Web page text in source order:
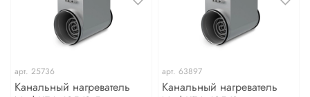
арт. 25736
Канальный нагреватель
арт. 63897
Канальный нагреватель